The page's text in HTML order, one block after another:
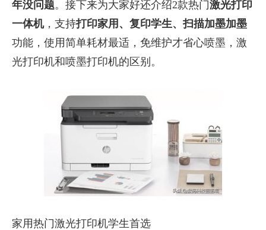
年没问题。接下来为大家好还介绍2款热门激光打印
一体机，支持打印家用、复印学生、扫描加墨加墨
功能，使用简单耗材最适，免维护才省心喷墨，激
光打印机和喷墨打印机的区别。
家用热门激光打印机学生首选